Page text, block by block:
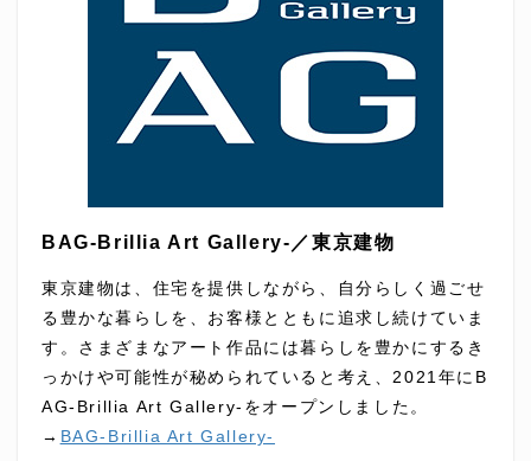
BAG-Brillia Art Gallery-／東京建物
東京建物は、住宅を提供しながら、自分らしく過ごせ
る豊かな暮らしを、お客様とともに追求し続けていま
す。さまざまなアート作品には暮らしを豊かにするき
っかけや可能性が秘められていると考え、2021年にB
AG-Brillia Art Gallery-をオープンしました。
→ BAG-Brillia Art Gallery-